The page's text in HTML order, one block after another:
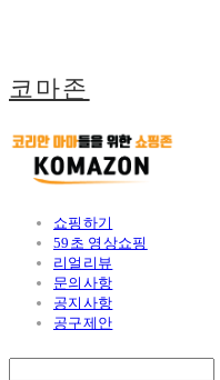
코마존
쇼핑하기
59초 영상쇼핑
리얼리뷰
문의사항
공지사항
공구제안